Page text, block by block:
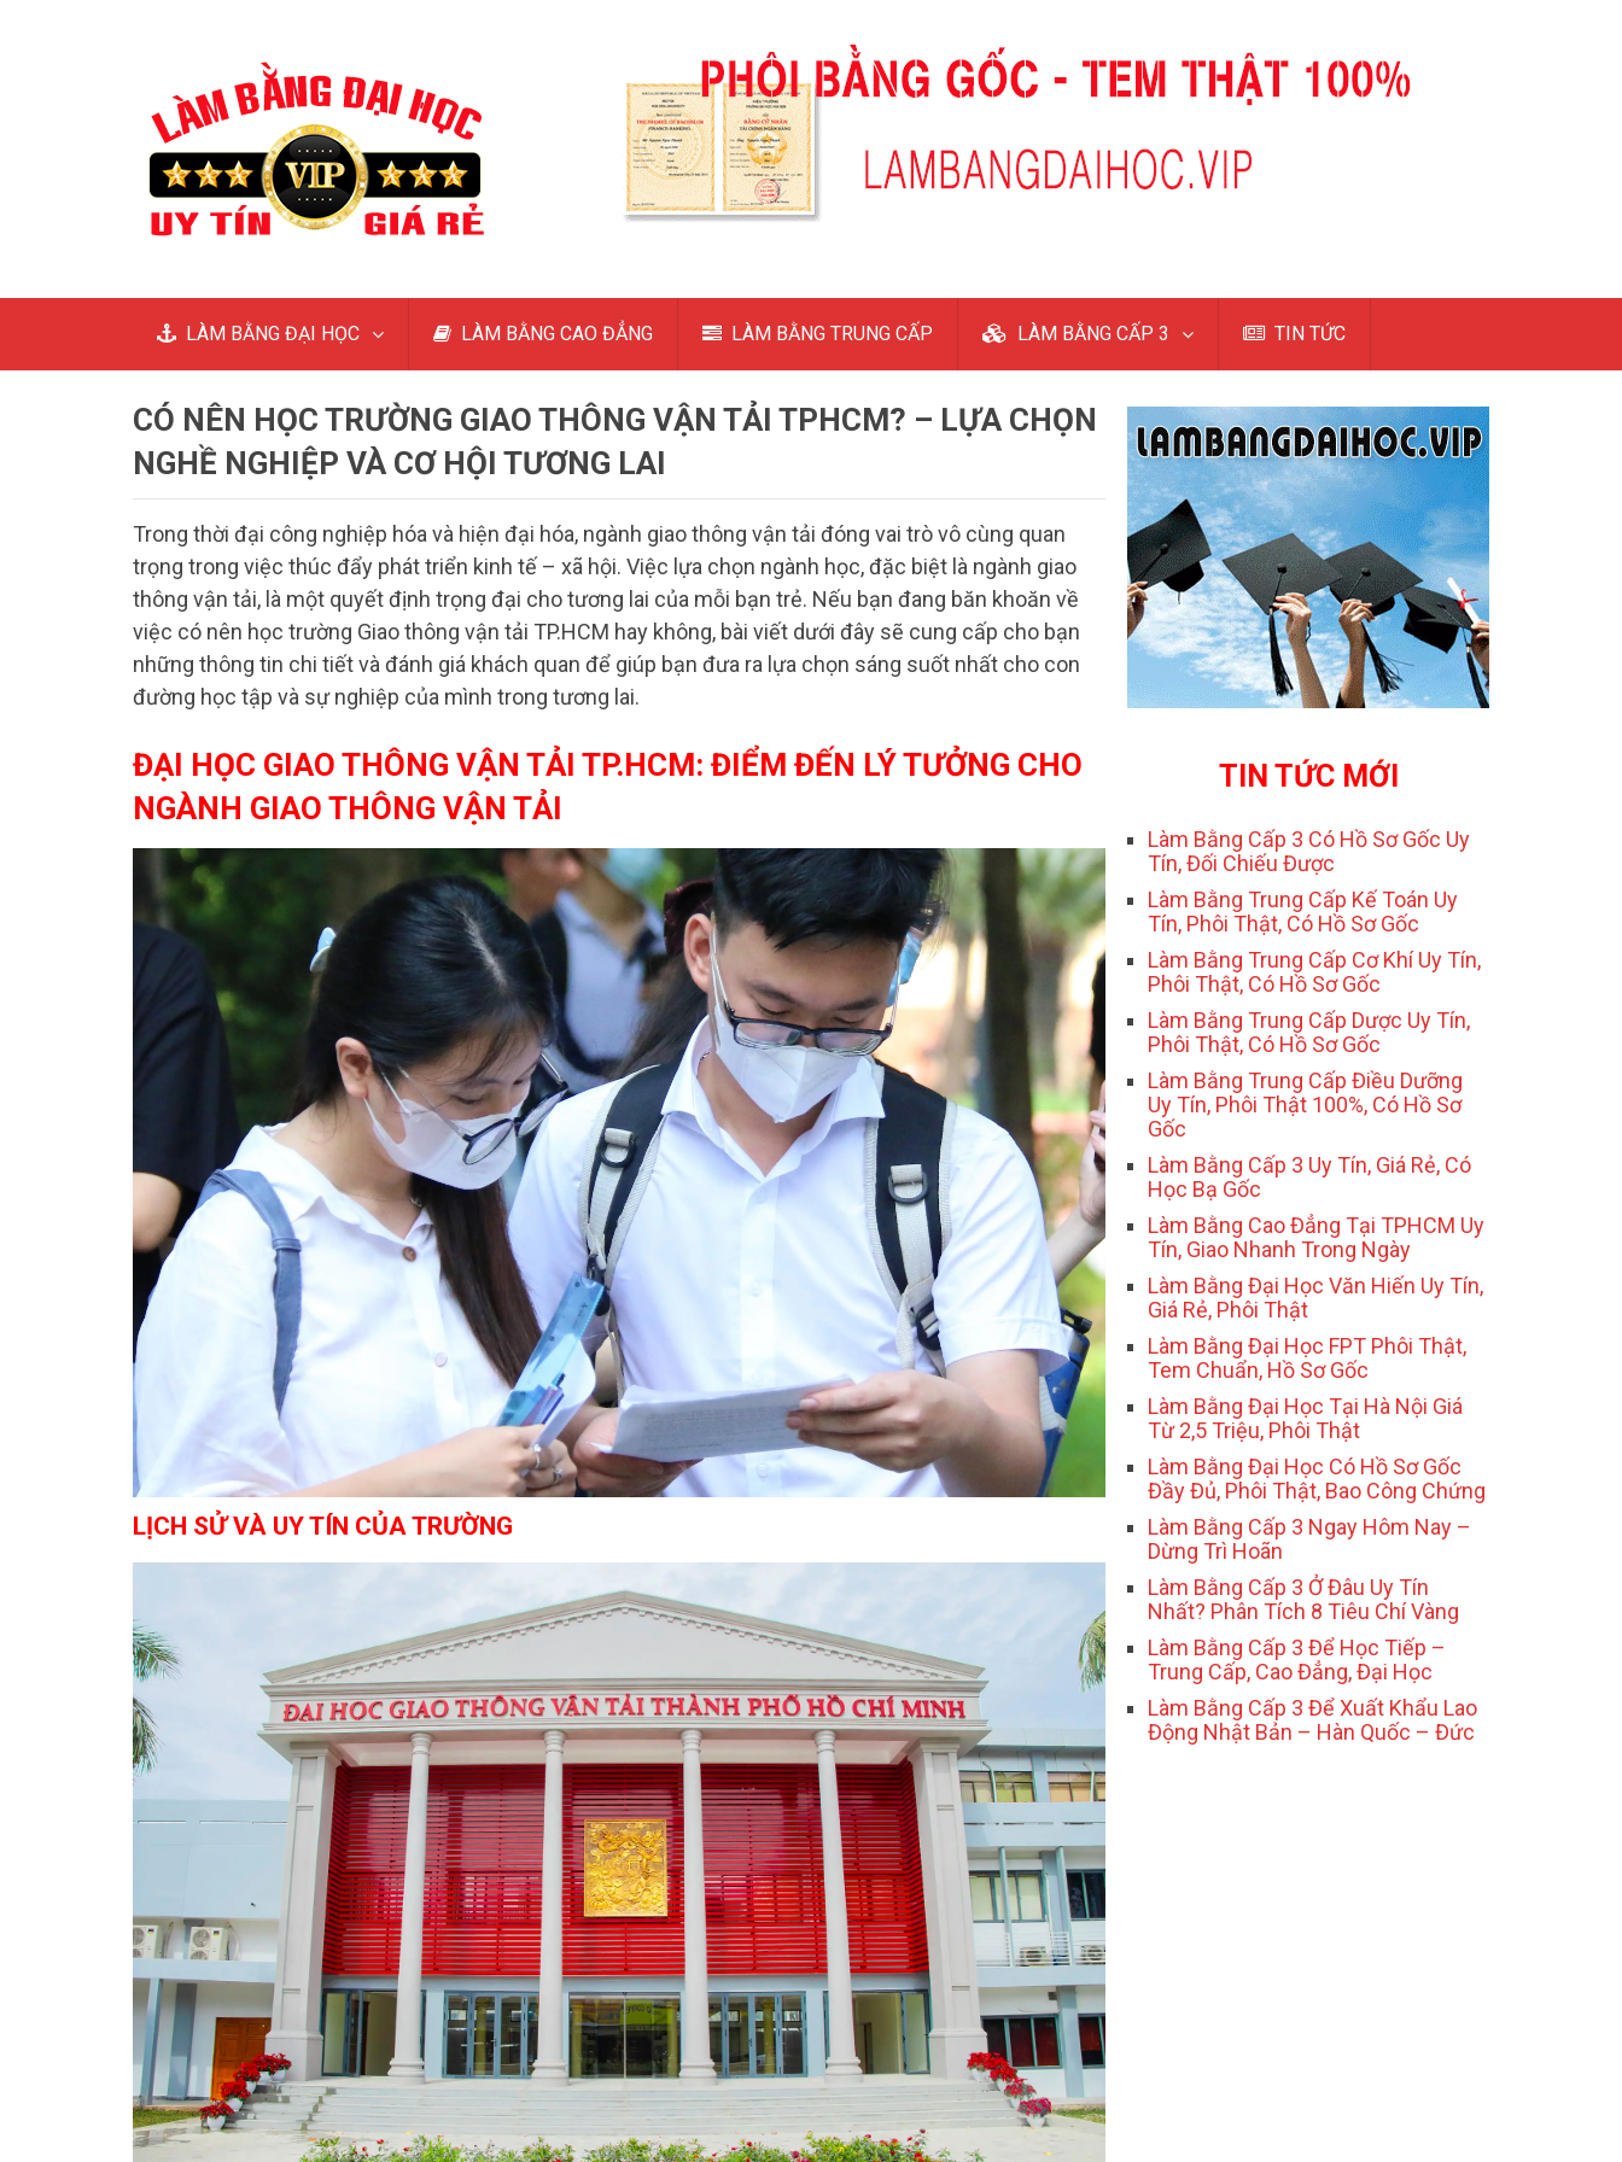
LÀM BẰNG ĐẠI HỌC LÀM BẰNG CAO ĐẲNG LÀM BẰNG TRUNG CẤP LÀM BẰNG CẤP 3 TIN TỨC
CÓ NÊN HỌC TRƯỜNG GIAO THÔNG VẬN TẢI TPHCM? – LỰA CHỌN
NGHỀ NGHIỆP VÀ CƠ HỘI TƯƠNG LAI
Trong thời đại công nghiệp hóa và hiện đại hóa, ngành giao thông vận tải đóng vai trò vô cùng quan
trọng trong việc thúc đẩy phát triển kinh tế – xã hội. Việc lựa chọn ngành học, đặc biệt là ngành giao
thông vận tải, là một quyết định trọng đại cho tương lai của mỗi bạn trẻ. Nếu bạn đang băn khoăn về
việc có nên học trường Giao thông vận tải TP.HCM hay không, bài viết dưới đây sẽ cung cấp cho bạn
những thông tin chi tiết và đánh giá khách quan để giúp bạn đưa ra lựa chọn sáng suốt nhất cho con
đường học tập và sự nghiệp của mình trong tương lai.
ĐẠI HỌC GIAO THÔNG VẬN TẢI TP.HCM: ĐIỂM ĐẾN LÝ TƯỞNG CHO
NGÀNH GIAO THÔNG VẬN TẢI
LỊCH SỬ VÀ UY TÍN CỦA TRƯỜNG
TIN TỨC MỚI
Làm Bằng Cấp 3 Có Hồ Sơ Gốc Uy
Tín, Đối Chiếu Được
Làm Bằng Trung Cấp Kế Toán Uy
Tín, Phôi Thật, Có Hồ Sơ Gốc
Làm Bằng Trung Cấp Cơ Khí Uy Tín,
Phôi Thật, Có Hồ Sơ Gốc
Làm Bằng Trung Cấp Dược Uy Tín,
Phôi Thật, Có Hồ Sơ Gốc
Làm Bằng Trung Cấp Điều Dưỡng
Uy Tín, Phôi Thật 100%, Có Hồ Sơ
Gốc
Làm Bằng Cấp 3 Uy Tín, Giá Rẻ, Có
Học Bạ Gốc
Làm Bằng Cao Đẳng Tại TPHCM Uy
Tín, Giao Nhanh Trong Ngày
Làm Bằng Đại Học Văn Hiến Uy Tín,
Giá Rẻ, Phôi Thật
Làm Bằng Đại Học FPT Phôi Thật,
Tem Chuẩn, Hồ Sơ Gốc
Làm Bằng Đại Học Tại Hà Nội Giá
Từ 2,5 Triệu, Phôi Thật
Làm Bằng Đại Học Có Hồ Sơ Gốc
Đầy Đủ, Phôi Thật, Bao Công Chứng
Làm Bằng Cấp 3 Ngay Hôm Nay –
Dừng Trì Hoãn
Làm Bằng Cấp 3 Ở Đâu Uy Tín
Nhất? Phân Tích 8 Tiêu Chí Vàng
Làm Bằng Cấp 3 Để Học Tiếp –
Trung Cấp, Cao Đẳng, Đại Học
Làm Bằng Cấp 3 Để Xuất Khẩu Lao
Động Nhật Bản – Hàn Quốc – Đức